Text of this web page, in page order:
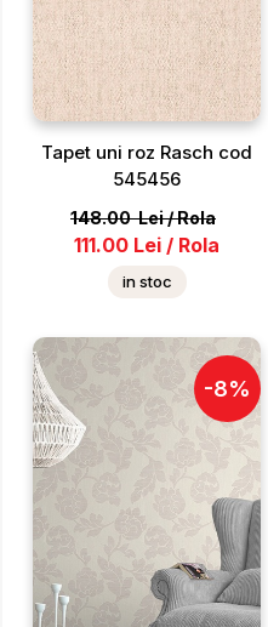
Tapet uni roz Rasch cod
545456
148.00 Lei/Rola
111.00 Lei / Rola
in stoc
-8%